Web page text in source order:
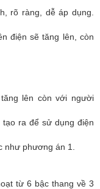
rõ ràng, dễ áp dụng.
điện sẽ tăng lên, còn
lên còn với người
ra để sử dụng điện
phương án 1.
từ 6 bậc thang về 3